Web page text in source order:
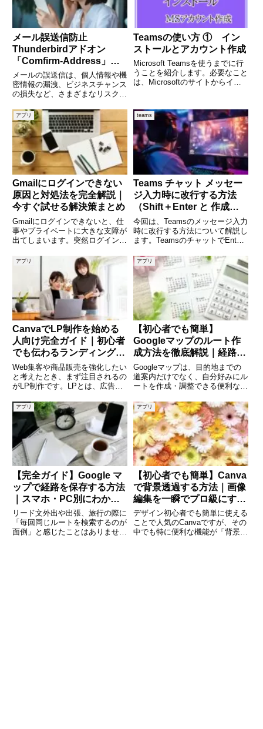
メール誤送信防止
Thunderbirdアドオン
「Comfirm-Address」の
使い方
メールの誤送信は、個人情報や機
密情報の漏洩、ビジネスチャンス
の損失など、さまざまなリスクを
のため、メール誤送信を防止する
ための対策を行うことは必須で
す。今回は、Thunderbirdeででき
るメール誤送信防止の
Teamsの使い方 ① イン
ストールとアカウント作成
Microsoft Teamsを使うまでに行
うことを紹介します。必要なこと
は、Microsoftのサイトからイン
て、Microsoftアカウントを作成
し、そのアカウントでTeamsに
アプリ
Gmailにログインできない
原因と対処法を完全解説｜
今すぐ試せる解決策まとめ
Gmailにログインできないと、仕
事やプライベートに大きな支障が
出てしまいます。突然ログインで
れたのか」「アカウントが乗っ取
られたのか」と不安になる方も多
いでしょう。しかし、Gmailにロ
グインできない原因の多
teams
Teams チャット メッセー
ジ入力時に改行する方法
（Shift＋Enter と 作成ボ
ックス）
今回は、Teamsのメッセージ入力
時に改行する方法について解説し
ます。TeamsのチャットでEnter
セージが送信されてしまいます。
改行のつもりでEnterキーを押し
てしまうと、意図せずメッセージ
を送信してしま
アプリ
CanvaでLP制作を始める
人向け完全ガイド｜初心者
でも伝わるランディングペ
ージを作る方法
Web集客や商品販売を強化したい
と考えたとき、まず注目されるの
がLP制作です。LPとは、広告や
人に対して、商品購入や資料請
求、問い合わせなど、特定の行動
を促すための1ページ完結型の
Webページのことです。ただし
アプリ
【初心者でも簡単】
Googleマップのルート作
成方法を徹底解説｜経路検
索からカスタマイズまで完
全ガイド
Googleマップは、目的地までの
道案内だけでなく、自分好みにル
ートを作成・調整できる便利なツ
トの作成など、日常のさまざまな
シーンで役立ちます。しかし「ど
うやってルートを作るの？」「経
由地は追加できる？」と疑問
アプリ
【完全ガイド】Google マ
ップで経路を保存する方法
｜スマホ・PC別にわかり
やすく解説
リード文外出や出張、旅行の際に
「毎回同じルートを検索するのが
面倒」と感じたことはありません
アプリ
【初心者でも簡単】Canva
で背景透過する方法｜画像
編集を一瞬でプロ級にする
コツ
デザイン初心者でも簡単に使える
ことで人気のCanvaですが、その
中でも特に便利な機能が「背景透